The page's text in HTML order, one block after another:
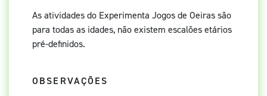
As atividades do Experimenta Jogos de Oeiras são
para todas as idades, não existem escalões etários
pré-definidos.
OBSERVAÇÕES